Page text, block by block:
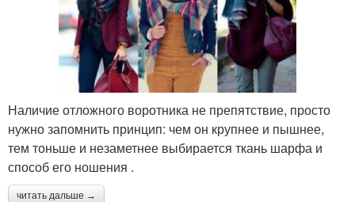
Наличие отложного воротника не препятствие, просто
нужно запомнить принцип: чем он крупнее и пышнее,
тем тоньше и незаметнее выбирается ткань шарфа и
способ его ношения .
читать дальше →